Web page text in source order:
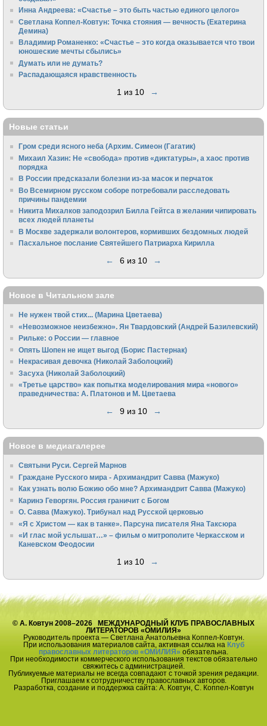
Инна Андреева: «Счастье – это быть частью единого целого»
Светлана Коппел-Ковтун: Точка стояния — вечность (Екатерина
Демина)
Владимир Романенко: «Счастье – это когда оказывается что твои
юношеские мечты сбылись»
Думать или не думать?
Распадающаяся нравственность
1 из 10 →
Новые статьи
Гром среди ясного неба (Архим. Симеон (Гагатик)
Михаил Хазин: Не «свобода» против «диктатуры», а хаос против
порядка
В России предсказали болезни из-за масок и перчаток
Во Всемирном русском соборе потребовали расследовать
причины пандемии
Никита Михалков заподозрил Билла Гейтса в желании чипировать
всех людей планеты
В Москве задержали волонтеров, кормивших бездомных людей
Пасхальное послание Святейшего Патриарха Кирилла
← 6 из 10 →
Новое в Читальном зале
Не нужен твой стих... (Марина Цветаева)
«Невозможное неизбежно». Ян Твардовский (Андрей Базилевский)
Рильке: о России — главное
Опять Шопен не ищет выгод (Борис Пастернак)
Некрасивая девочка (Николай Заболоцкий)
Засуха (Николай Заболоцкий)
«Третье царство» как попытка моделирования мира «нового»
праведничества: А. Платонов и М. Цветаева
← 9 из 10 →
Новое в медиагалерее
Святыни Руси. Сергей Марнов
Граждане Русского мира - Архимандрит Савва (Мажуко)
Как узнать волю Божию обо мне? Архимандрит Савва (Мажуко)
Каринэ Геворгян. Россия граничит с Богом
О. Савва (Мажуко). Трибунал над Русской церковью
«Я с Христом — как в танке». Парсуна писателя Яна Таксюра
«И глас мой услышат…» – фильм о митрополите Черкасском и
Каневском Феодосии
1 из 10 →
© А. Ковтун 2008–2026 МЕЖДУНАРОДНЫЙ КЛУБ ПРАВОСЛАВНЫХ
ЛИТЕРАТОРОВ «ОМИЛИЯ»
Руководитель проекта — Светлана Анатольевна Коппел-Ковтун.
При использования материалов сайта, активная ссылка на Клуб
православных литераторов «ОМИЛИЯ» обязательна.
При необходимости коммерческого использования текстов обязательно
свяжитесь с администрацией.
Публикуемые материалы не всегда совпадают с точкой зрения редакции.
Приглашаем к сотрудничеству православных авторов.
Разработка, создание и поддержка сайта: А. Ковтун, С. Коппел-Ковтун